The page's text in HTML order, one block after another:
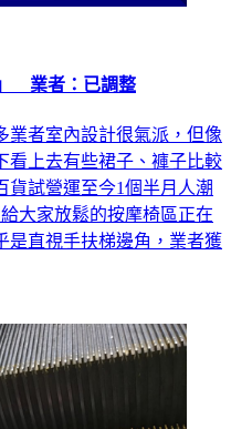
業者：已調整
業者室內設計很氣派，但像
看上去有些裙子、褲子比較
貨試營運至今1個半月人潮
大家放鬆的按摩椅區正在
是直視手扶梯邊角，業者獲